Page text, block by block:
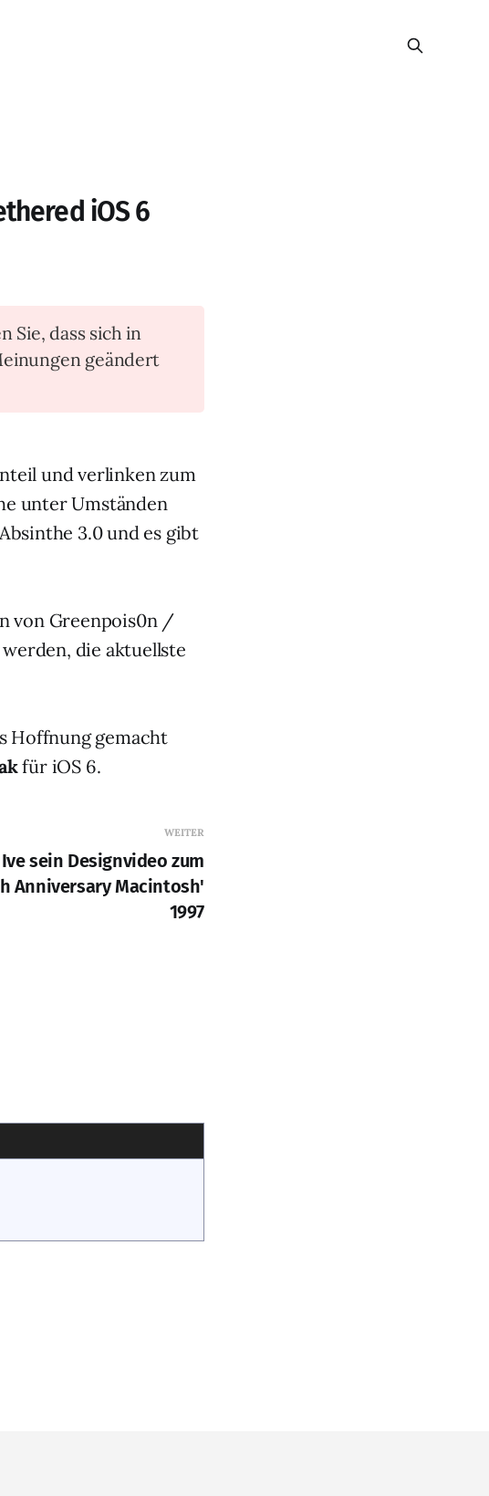
iOS 6
Sie, dass sich in
geändert
und verlinken zum
unter Umständen
3.0 und es gibt
von Greenpois0n /
die aktuellste
Hoffnung gemacht
für iOS 6.
WEITER
Ive sein Designvideo zum
Anniversary Macintosh'
1997